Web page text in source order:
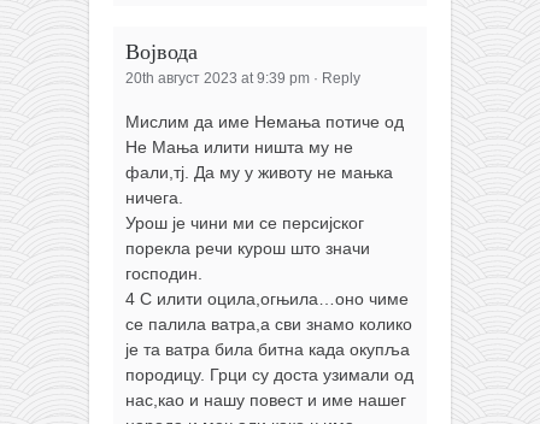
Војвода
20th август 2023 at 9:39 pm · Reply
Мислим да име Немања потиче од
Не Мања илити ништа му не
фали,тј. Да му у животу не мањка
ничега.
Урош је чини ми се персијског
порекла речи курош што значи
господин.
4 С илити оцила,огњила…оно чиме
се палила ватра,а сви знамо колико
је та ватра била битна када окупља
породицу. Грци су доста узимали од
нас,као и нашу повест и име нашег